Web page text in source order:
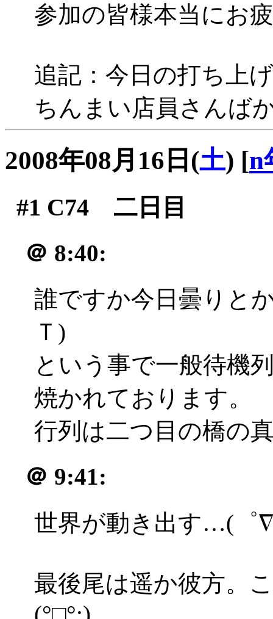
参加の皆様本当にお
追記：今日の打ち上
ちんまい店員さんば
2008年08月16日(土) [n
#1 C74 二日目
＠ 8:40:
誰ですか今日曇りと
Ｔ)
という事で一般待機
焼かれております。
行列は二つ目の橋の
＠ 9:41:
世界が動き出す…(゜
最後尾は遥か彼方。
(°□°;)